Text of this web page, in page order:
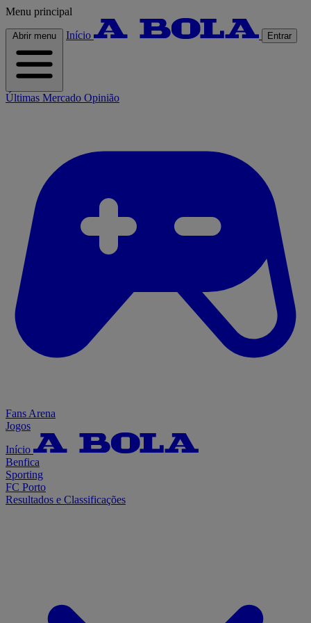
Menu principal
Abrir menu Início Entrar
Últimas Mercado Opinião
Fans Arena
Jogos
Início
Benfica
Sporting
FC Porto
Resultados e Classificações